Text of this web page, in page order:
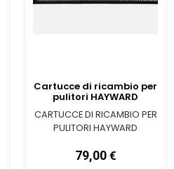
Cartucce di ricambio per
pulitori HAYWARD
CARTUCCE DI RICAMBIO PER
PULITORI HAYWARD
79,00 €